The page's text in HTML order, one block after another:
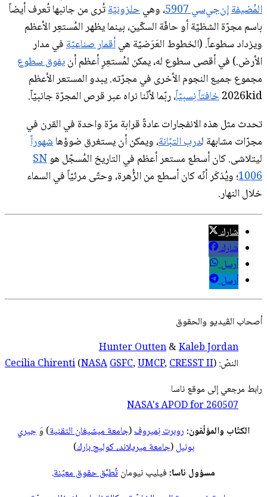
المُضيفةإن‌جي‌سي 5907 ، وهيحلزونيّةتُرى من جانبها تُعرف أيضاً
باسم مجرّة الشظيّة أو حافّة السكّين، بينما يظهر المُستعِر الأعظم
ويزداد سطوعاً. (الخطوط العَرَضيّة هيأقمار صناعيّةفي مدار
الأرض.) في أقصى سطوع له، يمكن لمُستعِرٍ أعظم أنيفوق سطوع
مجموع جميع النجوم الأخرى في مجرّته. يبدو المستعر الأعظم
2026kidخافتاً نِسبيّاً، ربّما لأنّنا نراه عبر قرص المجرّة جانبيّاً.
تحدث مثل هذه الانفجارات عادةً قرابة مرّة واحدة في القرن في
مجرّات مشابهة لدرب التبّانة، ويمكن أن يستغرق ضوؤهاشهوراً
ليتلاشى. كان أسطع مستعر أعظم في التاريخ المُسجّل هوSN
1006؛ ويُذكَر أنّه كان أسطع من الزُّهرة، وحتّى مرئيّاً في السماء
خلال النهار.
شارك
شارك
أرسل
أرسل
أصحاب الڤيديو والحقوق
Hunter Outten&Kaleb Jordan
النصّ:
Cecilia Chirenti(NASAGSFC,UMCP,CRESST II)
رابط مرجعي إلى موقع ناسا
NASA's APOD for260507
الكتّاب والمؤلّفون:روبرت نِميروف(جامعة ميشيغان التقنية) وَجيري
بونيل (جامعة ميريلاند، كوليج بارك)
مسؤول ناسا:فيليپ نيومانتُطبَّق حقوق معيّنة.